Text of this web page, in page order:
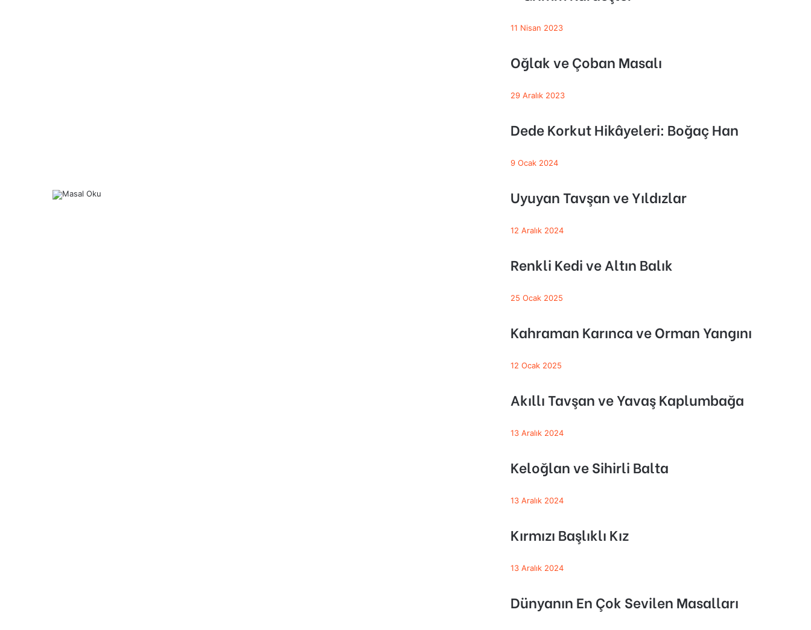
11 Nisan 2023
Oğlak ve Çoban Masalı
29 Aralık 2023
Dede Korkut Hikâyeleri: Boğaç Han
9 Ocak 2024
Uyuyan Tavşan ve Yıldızlar
12 Aralık 2024
Renkli Kedi ve Altın Balık
25 Ocak 2025
Kahraman Karınca ve Orman Yangını
12 Ocak 2025
Akıllı Tavşan ve Yavaş Kaplumbağa
13 Aralık 2024
Keloğlan ve Sihirli Balta
13 Aralık 2024
Kırmızı Başlıklı Kız
13 Aralık 2024
Dünyanın En Çok Sevilen Masalları